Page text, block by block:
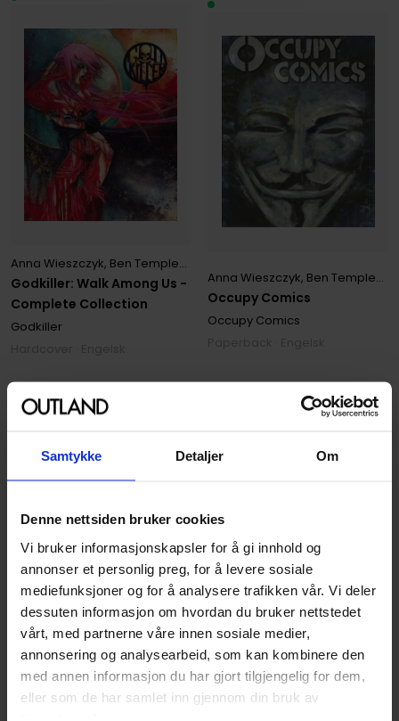
Samtykke Detaljer Om
Denne nettsiden bruker cookies
Vi bruker informasjonskapsler for å gi innhold og
annonser et personlig preg, for å levere sosiale
mediefunksjoner og for å analysere trafikken vår. Vi deler
dessuten informasjon om hvordan du bruker nettstedet
vårt, med partnerne våre innen sosiale medier,
annonsering og analysearbeid, som kan kombinere den
med annen informasjon du har gjort tilgjengelig for dem,
eller som de har samlet inn gjennom din bruk av
Godkiller: Walk Among Us -
Complete Collection
Anna Wieszczyk, Ben Templesmith
Godkiller
Occupy Comics
Anna Wieszczyk, Ben Templesmith
Occupy Comics
129 00
Ikke på nettlager